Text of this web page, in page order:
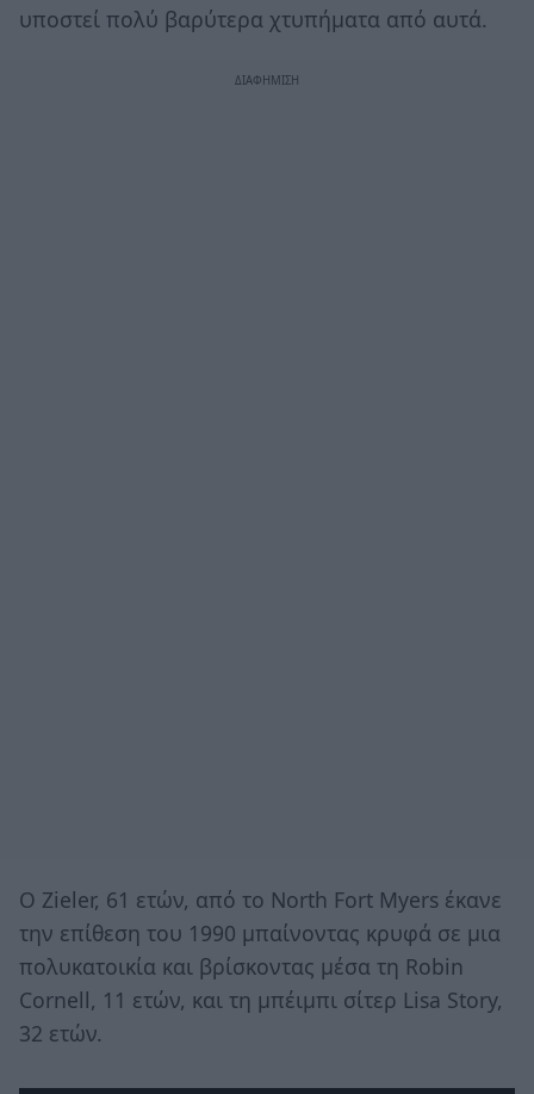
υποστεί πολύ βαρύτερα χτυπήματα από αυτά.
Ο Zieler, 61 ετών, από το North Fort Myers έκανε
την επίθεση του 1990 μπαίνοντας κρυφά σε μια
πολυκατοικία και βρίσκοντας μέσα τη Robin
Cornell, 11 ετών, και τη μπέιμπι σίτερ Lisa Story,
32 ετών.